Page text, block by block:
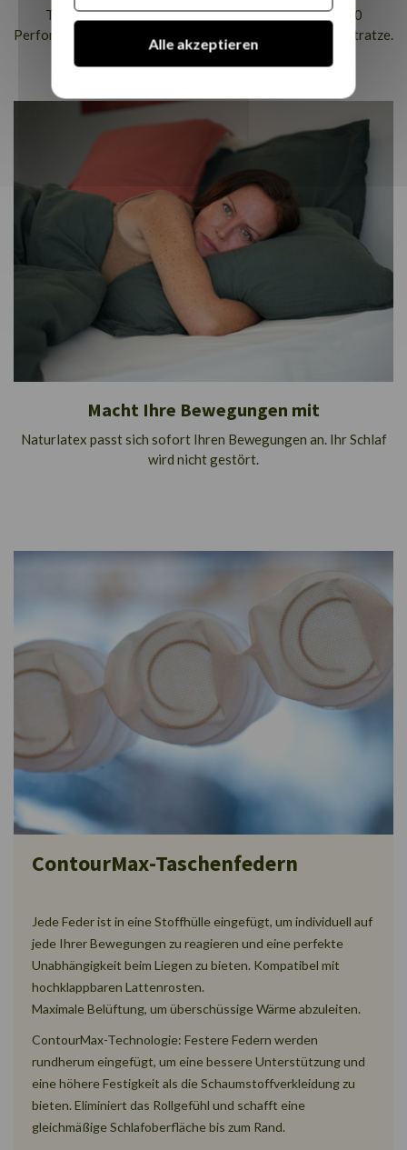
Tausende von offenen Zellen in Verbindung mit 9000
Perforationen verbessern die Luftzirkulation in Ihrer Matratze.
Ihr Schlaf wird erholsam.
Macht Ihre Bewegungen mit
Naturlatex passt sich sofort Ihren Bewegungen an. Ihr Schlaf
wird nicht gestört.
ContourMax-Taschenfedern
Jede Feder ist in eine Stoffhülle eingefügt, um individuell auf
jede Ihrer Bewegungen zu reagieren und eine perfekte
Unabhängigkeit beim Liegen zu bieten. Kompatibel mit
hochklappbaren Lattenrosten.
Maximale Belüftung, um überschüssige Wärme abzuleiten.
ContourMax-Technologie: Festere Federn werden
rundherum eingefügt, um eine bessere Unterstützung und
eine höhere Festigkeit als die Schaumstoffverkleidung zu
bieten. Eliminiert das Rollgefühl und schafft eine
gleichmäßige Schlafoberfläche bis zum Rand.
Alle akzeptieren